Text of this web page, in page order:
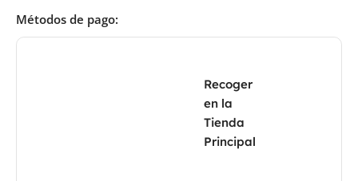
Métodos de pago:
Recoger
en la
Tienda
Principal